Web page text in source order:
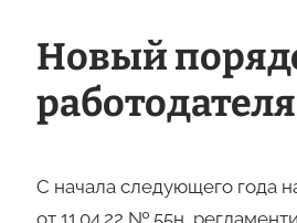
Новый
С начала следующего года
от 11.04.22 № 55н,